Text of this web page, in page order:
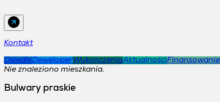
Kontakt
OsiedleDeweloperWykończeniaAktualnościFinansowanie
Nie znaleziono mieszkania.
Bulwary praskie